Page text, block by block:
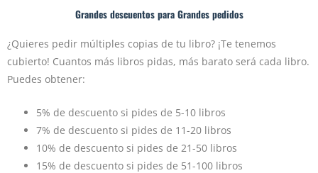
Grandes descuentos para Grandes pedidos
¿Quieres pedir múltiples copias de tu libro? ¡Te tenemos
cubierto! Cuantos más libros pidas, más barato será cada libro.
Puedes obtener:
5% de descuento si pides de 5-10 libros
7% de descuento si pides de 11-20 libros
10% de descuento si pides de 21-50 libros
15% de descuento si pides de 51-100 libros